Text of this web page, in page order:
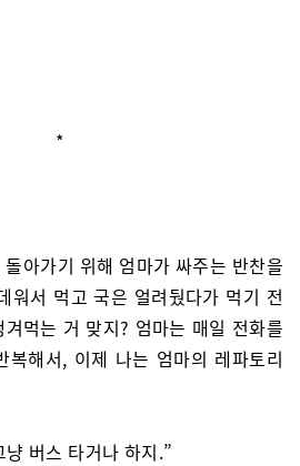
*
아가기 위해 엄마가 싸주는 반찬을
워서 먹고 국은 얼려뒀다가 먹기 전
먹는 거 맞지? 엄마는 매일 전화를
복해서, 이제 나는 엄마의 레파토리
버스 타거나 하지.”